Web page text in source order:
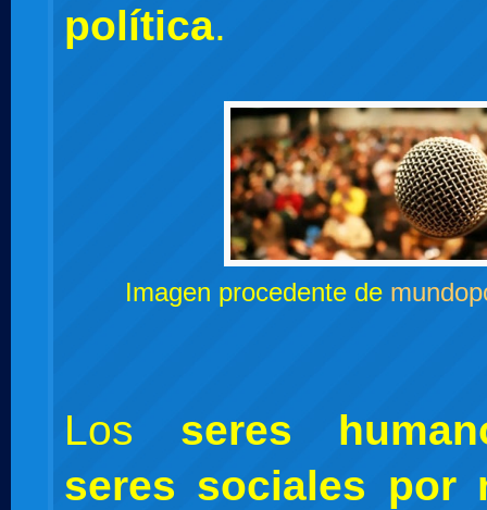
política.
Imagen procedente de
Los seres
seres sociales por